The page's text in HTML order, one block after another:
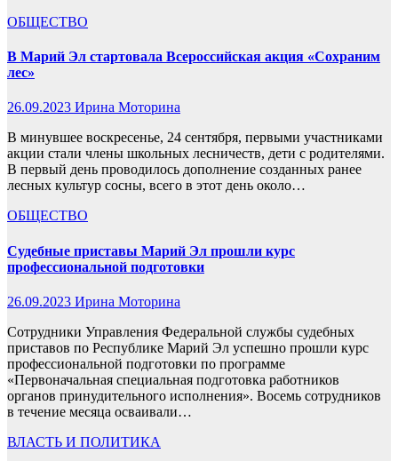
ОБЩЕСТВО
В Марий Эл стартовала Всероссийская акция «Сохраним
лес»
26.09.2023 Ирина Моторина
В минувшее воскресенье, 24 сентября, первыми участниками
акции стали члены школьных лесничеств, дети с родителями.
В первый день проводилось дополнение созданных ранее
лесных культур сосны, всего в этот день около…
ОБЩЕСТВО
Судебные приставы Марий Эл прошли курс
профессиональной подготовки
26.09.2023 Ирина Моторина
Сотрудники Управления Федеральной службы судебных
приставов по Республике Марий Эл успешно прошли курс
профессиональной подготовки по программе
«Первоначальная специальная подготовка работников
органов принудительного исполнения». Восемь сотрудников
в течение месяца осваивали…
ВЛАСТЬ И ПОЛИТИКА